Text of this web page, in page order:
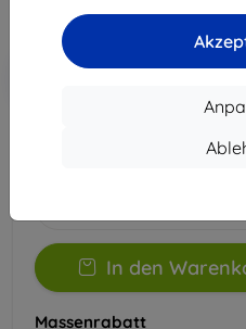
ohne MWSt11,27 €
Rabatt mit
In den
Massenrabatt